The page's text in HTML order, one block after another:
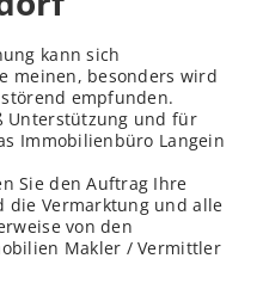
kann sich
meinen, besonders wird
empfunden.
Unterstützung und für
Immobilienbüro Langein
Sie den Auftrag Ihre
die Vermarktung und alle
von den
Makler / Vermittler